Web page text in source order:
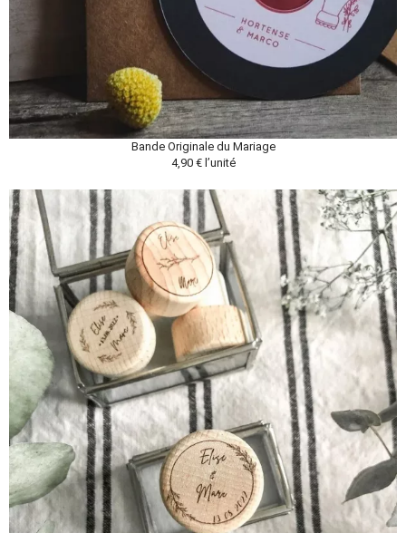
Bande Originale du Mariage
4,90 € l’unité